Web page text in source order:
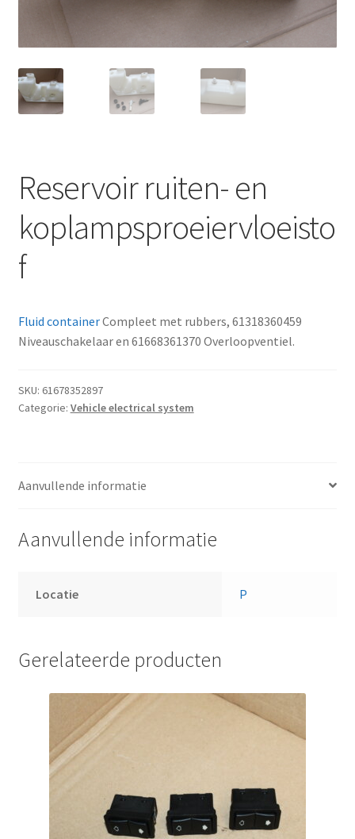
Reservoir ruiten- en
koplampsproeiervloeisto
f
Fluid containerCompleet met rubbers, 61318360459
Niveauschakelaar en 61668361370 Overloopventiel.
SKU: 61678352897
Categorie: Vehicle electrical system
Aanvullende informatie
Aanvullende informatie
Locatie P
Gerelateerde producten